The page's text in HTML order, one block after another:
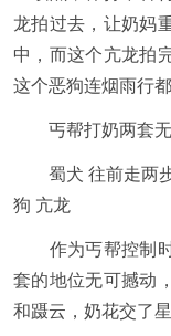
龙拍过去，让奶妈
中，而这个亢龙拍
这个恶狗连烟雨行
丐帮打奶两套无
蜀犬 往前走两步
狗 亢龙
作为丐帮控制时
套的地位无可撼动
和蹑云，奶花交了